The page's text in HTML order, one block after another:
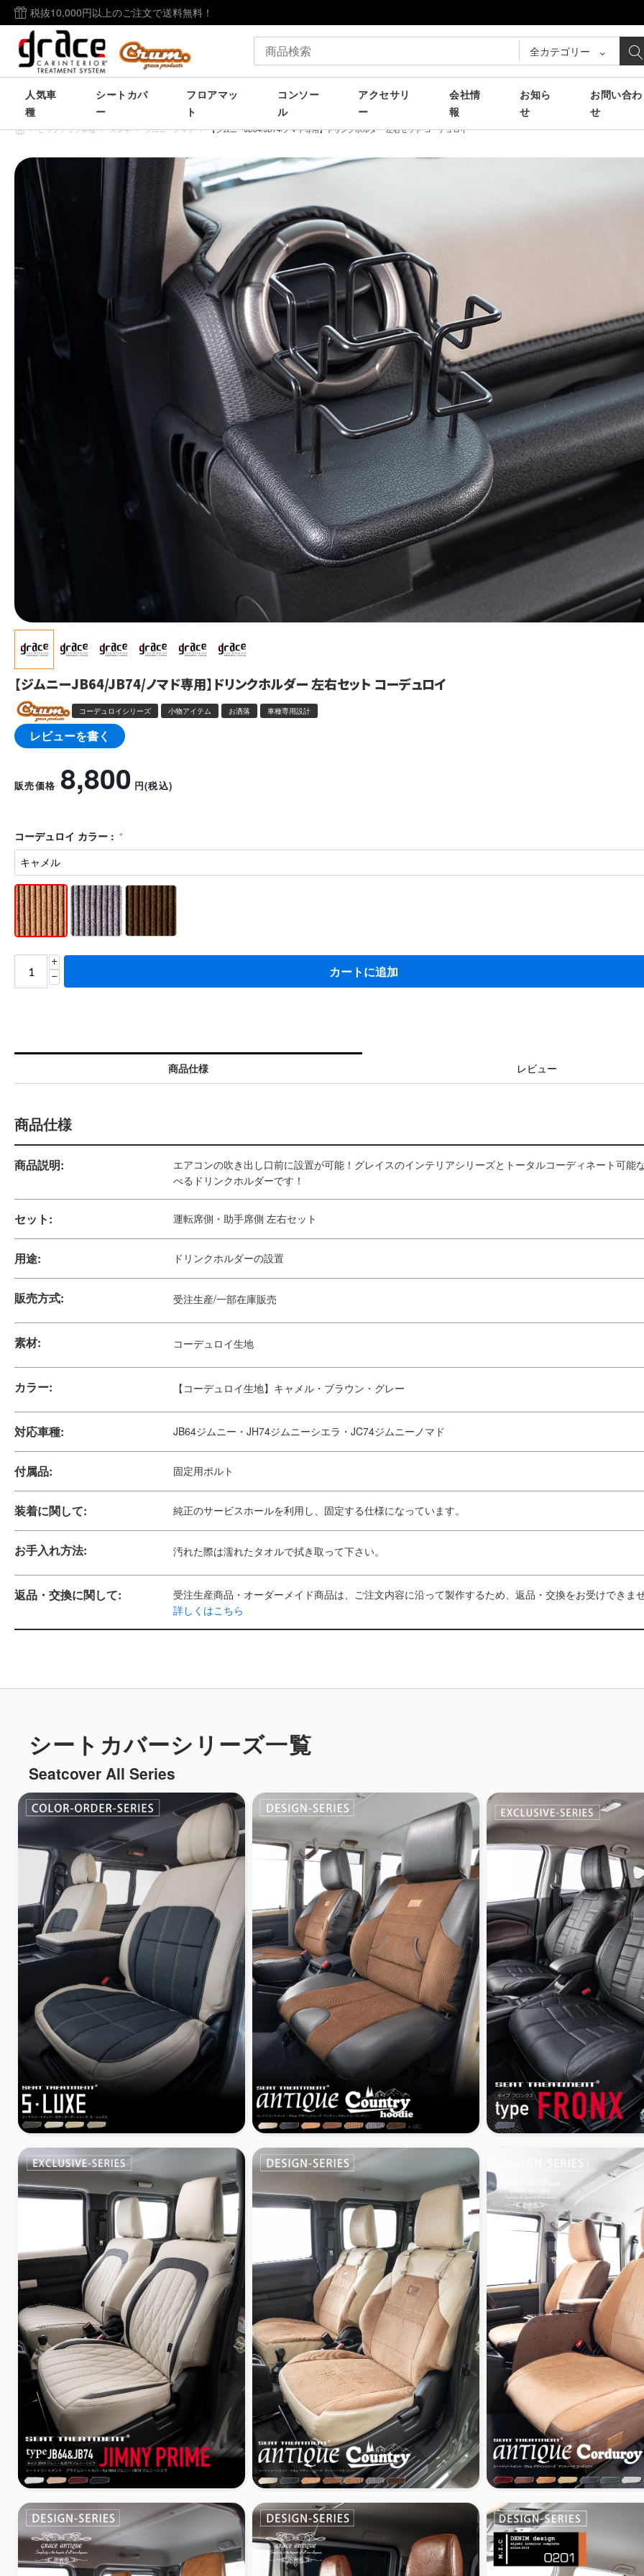
税抜10,000円以上のご注文で送料無料！
全カテゴリー
人気車
種
シートカバ
ー
フロアマッ
ト
コンソー
ル
アクセサリ
ー
会社情
報
お知ら
せ
お問い合わ
せ
/ ピックアップ車種 / スズキ / ジムニーノマド / 【ジムニーJB64/JB74/ノマド専用】ドリンクホルダー 左右セット コーデュロイ
【ジムニーJB64/JB74/ノマド専用】ドリンクホルダー 左右セット コーデュロイ
コーデュロイシリーズ 小物アイテム お洒落 車種専用設計
レビューを書く
販売価格 8,800 円(税込)
コーデュロイ カラー :
+
−
カートに追加
商品仕様 レビュー
商品仕様
商品説明:
エアコンの吹き出し口前に設置が可能！グレイスのインテリアシリーズとトータルコーディネート可能
べるドリンクホルダーです！
セット: 運転席側・助手席側 左右セット
用途: ドリンクホルダーの設置
販売方式: 受注生産/一部在庫販売
素材: コーデュロイ生地
カラー: 【コーデュロイ生地】キャメル・ブラウン・グレー
対応車種: JB64ジムニー・JH74ジムニーシエラ・JC74ジムニーノマド
付属品: 固定用ボルト
装着に関して: 純正のサービスホールを利用し、固定する仕様になっています。
お手入れ方法: 汚れた際は濡れたタオルで拭き取って下さい。
返品・交換に関して:
受注生産商品・オーダーメイド商品は、ご注文内容に沿って製作するため、返品・交換をお受けできま
詳しくはこちら
シートカバーシリーズ一覧
Seatcover All Series